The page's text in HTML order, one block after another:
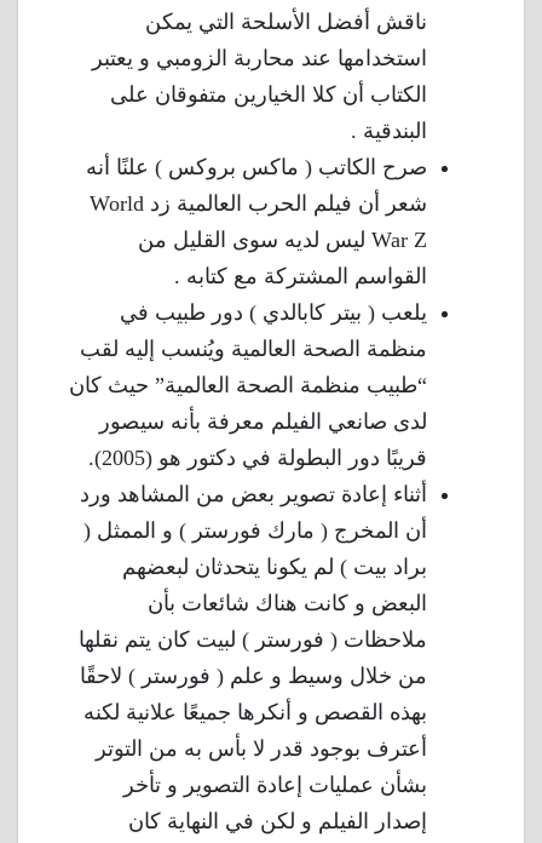
ناقش أفضل الأسلحة التي يمكن
استخدامها عند محاربة الزومبي و يعتبر
الكتاب أن كلا الخيارين متفوقان على
البندقية .
صرح الكاتب ( ماكس بروكس ) علنًا أنه
شعر أن فيلم الحرب العالمية زد World
War Z ليس لديه سوى القليل من
القواسم المشتركة مع كتابه .
يلعب ( بيتر كابالدي ) دور طبيب في
منظمة الصحة العالمية ويُنسب إليه لقب
“طبيب منظمة الصحة العالمية” حيث كان
لدى صانعي الفيلم معرفة بأنه سيصور
قريبًا دور البطولة في دكتور هو (2005).
أثناء إعادة تصوير بعض من المشاهد ورد
أن المخرج ( مارك فورستر ) و الممثل (
براد بيت ) لم يكونا يتحدثان لبعضهم
البعض و كانت هناك شائعات بأن
ملاحظات ( فورستر ) لبيت كان يتم نقلها
من خلال وسيط و علم ( فورستر ) لاحقًا
بهذه القصص و أنكرها جميعًا علانية لكنه
أعترف بوجود قدر لا بأس به من التوتر
بشأن عمليات إعادة التصوير و تأخر
إصدار الفيلم و لكن في النهاية كان